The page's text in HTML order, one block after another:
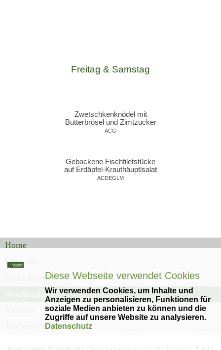
Freitag & Samstag
Zwetschkenknödel mit
Butterbrösel und Zimtzucker
ACG
Gebackene Fischfiletstücke
auf Erdäpfel-Krauthäuptlsalat
ACDEGLM
Home
Über uns
Speisekarten
Wochenplan
Tischreservierung
Diese Webseite verwendet Cookies
Wir verwenden Cookies, um Inhalte und
Anzeigen zu personalisieren, Funktionen für
soziale Medien anbieten zu können und die
Zugriffe auf unsere Website zu analysieren.
Datenschutz